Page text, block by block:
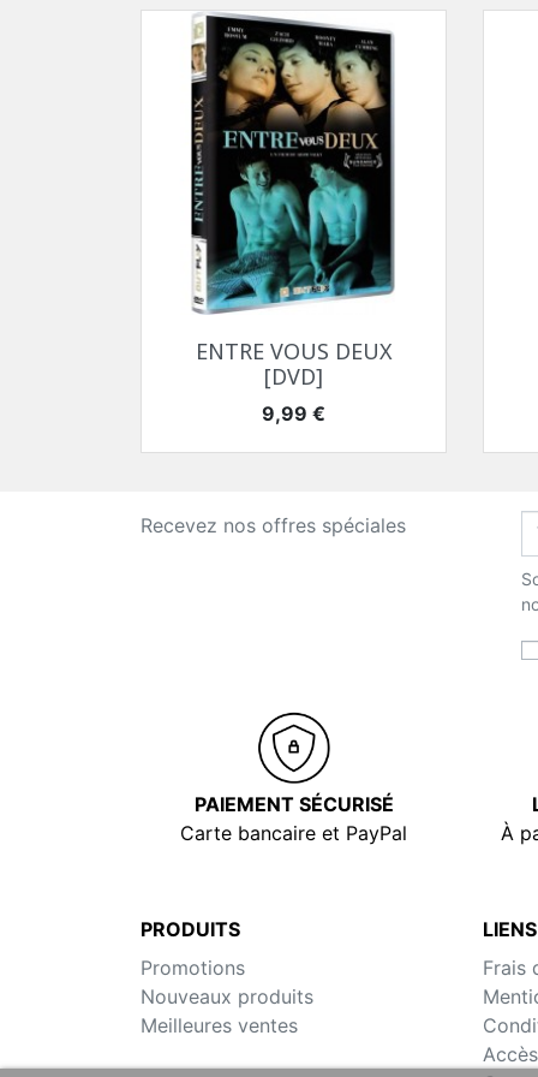
Aperçu rapide
ENTRE VOUS DEUX
[DVD]
Prix
9,99 €
Recevez nos offres spéciales
PAIEMENT SÉCURISÉ
Carte bancaire et PayPal
À
PRODUITS
Promotions
Nouveaux produits
Meilleures ventes
Frais